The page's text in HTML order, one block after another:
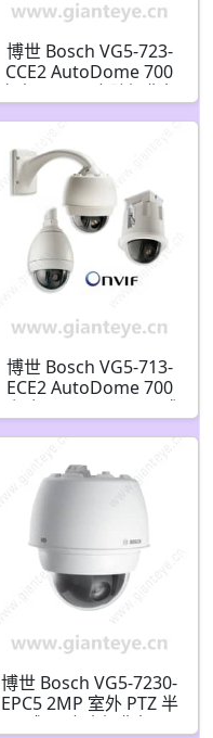
博世 Bosch VG5-723-
CCE2 AutoDome 700
室内 PTZ IP 安防摄像机
博世 Bosch VG5-713-
ECE2 AutoDome 700
系列 28x PAL IP 悬吊式
博世 Bosch VG5-7230-
EPC5 2MP 室外 PTZ 半
球 IP 安全摄像机